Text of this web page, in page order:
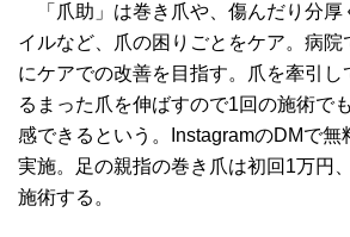
「爪助」は巻き爪や、傷んだり分厚
イルなど、爪の困りごとをケア。病
にケアでの改善を目指す。爪を牽引し
るまった爪を伸ばすので1回の施術で
感できるという。InstagramのDMで無
実施。足の親指の巻き爪は初回1万円
施術する。